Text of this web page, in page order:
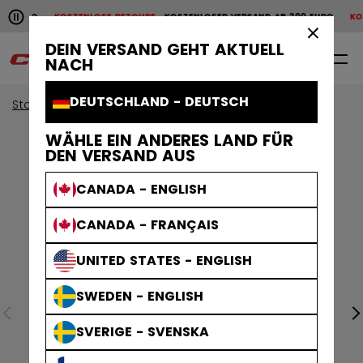
DEIN VERSAND GEHT AKTUELL
NACH
DEUTSCHLAND - DEUTSCH
WÄHLE EIN ANDERES LAND FÜR
DEN VERSAND AUS
CANADA - ENGLISH
CANADA - FRANÇAIS
UNITED STATES - ENGLISH
SWEDEN - ENGLISH
SVERIGE - SVENSKA
Horizontale Bildlaufanimation anhalten.
EUROKOSTENLOSE RETOURE KOSTENLOSER VERSAND AB 200 EURO
KOSTENLOSER VERSAND AB 200 EURO KOSTENLOSE
0
Start Helme Tacks Helme